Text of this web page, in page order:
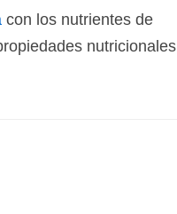
con los nutrientes de
nutricionales